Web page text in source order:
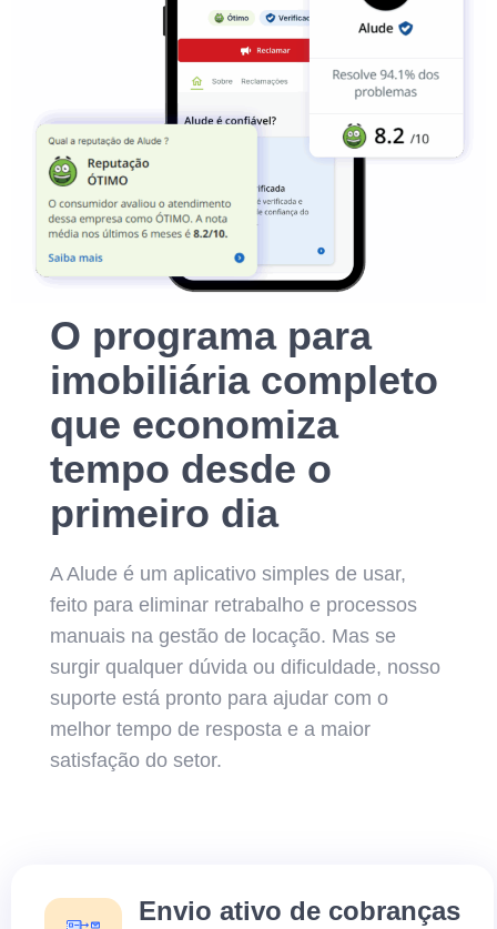
O programa para
imobiliária completo
que economiza
tempo desde o
primeiro dia
A Alude é um aplicativo simples de usar,
feito para eliminar retrabalho e processos
manuais na gestão de locação. Mas se
surgir qualquer dúvida ou dificuldade, nosso
suporte está pronto para ajudar com o
melhor tempo de resposta e a maior
satisfação do setor.
Envio ativo de cobranças